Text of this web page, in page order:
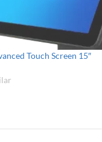
Touch Screen 15″